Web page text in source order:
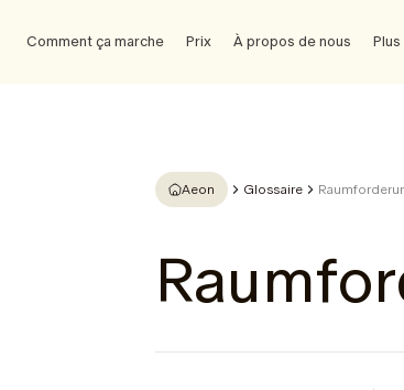
Comment ça marche Prix À propos de nous Plus
Aeon Glossaire